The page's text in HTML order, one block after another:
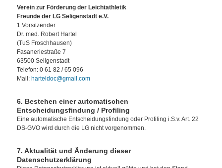
Verein zur Förderung der Leichtathletik
Freunde der LG Seligenstadt e.V.
1.Vorsitzender
Dr. med. Robert Hartel
(TuS Froschhausen)
Fasaneriestraße 7
63500 Seligenstadt
Telefon: 0 61 82 / 65 096
Mail: harteldoc@gmail.com
6. Bestehen einer automatischen
Entscheidungsfindung / Profiling
Eine automatische Entscheidungsfindung oder Profiling i.S.v. Art. 22
DS-GVO wird durch die LG nicht vorgenommen.
7. Aktualität und Änderung dieser
Datenschutzerklärung